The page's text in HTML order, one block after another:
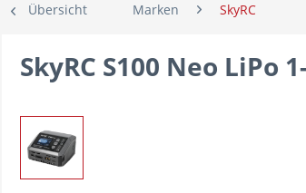
Übersicht Marken SkyRC
SkyRC S100 Neo LiPo